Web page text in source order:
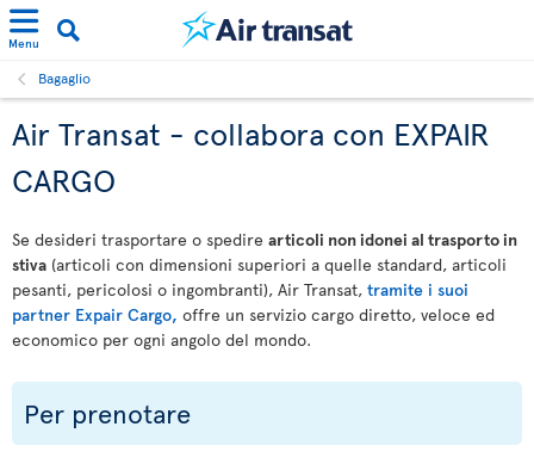
Menu
Bagaglio
Air Transat - collabora con EXPAIR
CARGO
Se desideri trasportare o spedire articoli non idonei al trasporto in
stiva (articoli con dimensioni superiori a quelle standard, articoli
pesanti, pericolosi o ingombranti), Air Transat, tramite i suoi
partner Expair Cargo, offre un servizio cargo diretto, veloce ed
economico per ogni angolo del mondo.
Per prenotare